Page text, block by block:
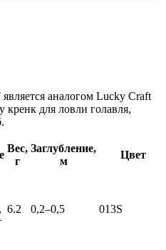
аналогом Lucky Craft
для ловли голавля,
Вес,
г
Заглубление,
м
Цвет
6.2 0,2–0,5 013S